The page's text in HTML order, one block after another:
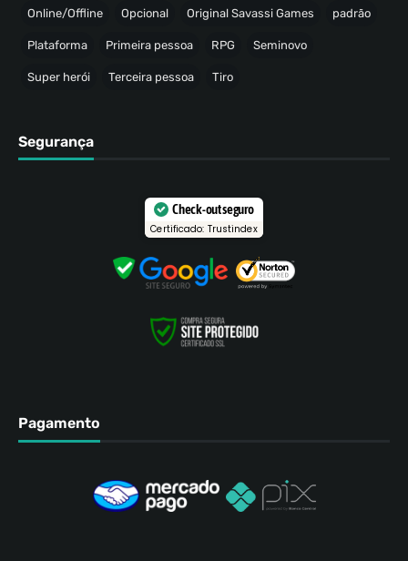
Online/Offline Opcional Original Savassi Games padrão
Plataforma Primeira pessoa RPG Seminovo
Super herói Terceira pessoa Tiro
Segurança
Check-out seguro
Certificado: Trustindex
Pagamento